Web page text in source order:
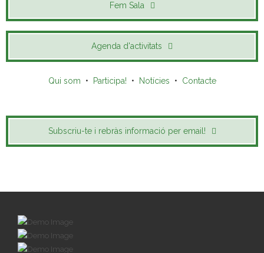
Fem Sala
Agenda d'activitats
Qui som • Participa! • Notícies • Contacte
Subscriu-te i rebràs informació per email!